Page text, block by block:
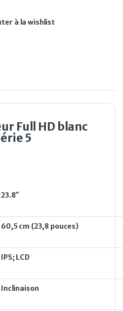
à la wishlist
Full HD blanc
5
23.8″
60,5 cm (23,8 pouces)
IPS; LCD
Inclinaison